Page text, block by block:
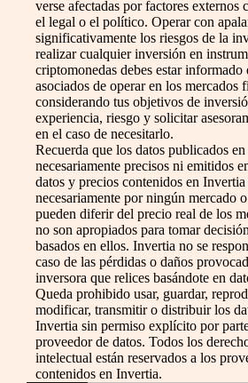
verse afectadas por factores externos
el legal o el político. Operar con
significativamente los riesgos de la
realizar cualquier inversión en
criptomonedas debes estar informado
asociados de operar en los mercados
considerando tus objetivos de
experiencia, riesgo y solicitar
en el caso de necesitarlo.
Recuerda que los datos publicados
necesariamente precisos ni emitidos
datos y precios contenidos en Invertia
necesariamente por ningún mercado
pueden diferir del precio real de los
no son apropiados para tomar
basados en ellos. Invertia no se
caso de las pérdidas o daños
inversora que relices basándote en
Queda prohibido usar, guardar,
modificar, transmitir o distribuir los
Invertia sin permiso explícito por
proveedor de datos. Todos los
intelectual están reservados a los
contenidos en Invertia.